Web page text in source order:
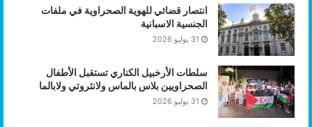
انتصار قضائي للهوية الصحراوية في ملفات
الجنسية الاسبانية
31 يوليو 2026
سلطات الأرخبيل الكناري تستقبل الأطفال
الصحراويين بلاس بالماس ولانثروتي ولابالما
31 يوليو 2026